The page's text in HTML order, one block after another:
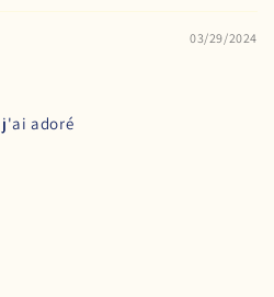
03/29/2024
j'ai adoré